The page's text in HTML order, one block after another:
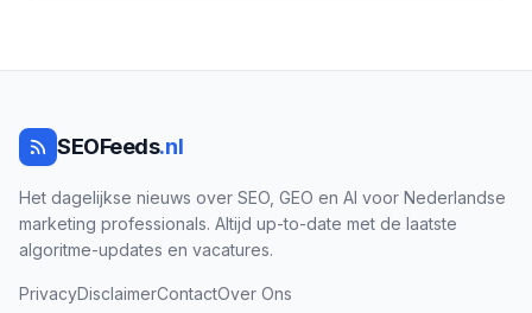
SEOFeeds.nl
Het dagelijkse nieuws over SEO, GEO en AI voor Nederlandse
marketing professionals. Altijd up-to-date met de laatste
algoritme-updates en vacatures.
PrivacyDisclaimerContactOver Ons